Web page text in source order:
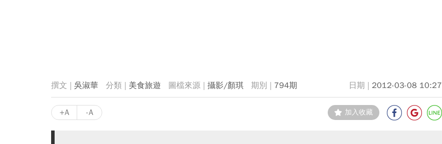
吳淑華 美食旅遊 攝影/顏琪 794期 2012-03-08 10:27
+A -A 加入收藏